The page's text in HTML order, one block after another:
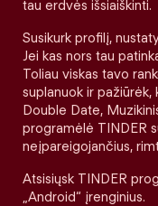
tau erdvės išsiaiškinti.
Susikurk profilį,
Jei kas nors tau
Toliau viskas tavo
suplanuok ir pažiūrėk,
Double Date,
programėlė TINDER
neįpareigojančius,
Atsisiųsk TINDER
„Android“ įrenginius.